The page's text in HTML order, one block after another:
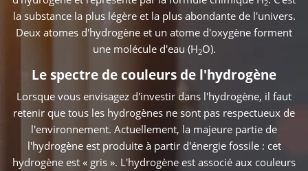
2
la substance la plus légère et la plus abondante de l'univers.
Deux atomes d'hydrogène et un atome d'oxygène forment
une molécule d'eau (H2O).
Le spectre de couleurs de l'hydrogène
Lorsque vous envisagez d'investir dans l'hydrogène, il faut
retenir que tous les hydrogènes ne sont pas respectueux de
l'environnement. Actuellement, la majeure partie de
l'hydrogène est produite à partir d'énergie fossile : cet
hydrogène est « gris ». L'hydrogène est associé aux couleurs